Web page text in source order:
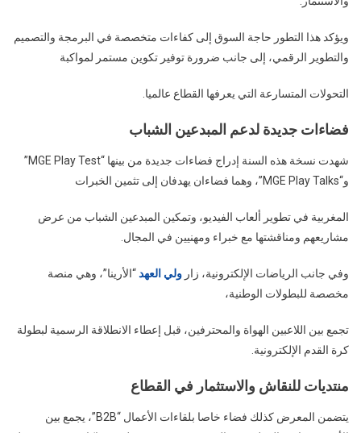
ويؤكد هذا التطور حاجة السوق إلى كفاءات متخصصة في البرمجة والتصميم
والتطوير الرقمي، إلى جانب ضرورة توفير تكوين مستمر لمواكبة
التحولات المتسارعة التي يعرفها القطاع عالميا.
فضاءات جديدة لدعم المبدعين الشباب
شهدت نسخة هذه السنة إدراج فضاءات جديدة من بينها “MGE Play Test”
و“MGE Play Talks”، وهما فضاءان يهدفان إلى تثمين الخبرات
المغربية في تطوير ألعاب الفيديو، وتمكين المبدعين الشباب من عرض
مشاريعهم ومناقشتها مع خبراء ومهنيين في المجال.
وفي جانب الرياضات الإلكترونية، زار ولي العهد“الأرينا”، وهي منصة
مخصصة للبطولات الوطنية،
تجمع بين اللاعبين الهواة والمحترفين، قبل إعطاء الانطلاقة الرسمية لبطولة
كرة القدم الإلكترونية.
منتديات للنقاش والاستثمار في القطاع
يتضمن المعرض كذلك فضاء خاصا بلقاءات الأعمال “B2B”، يجمع بين